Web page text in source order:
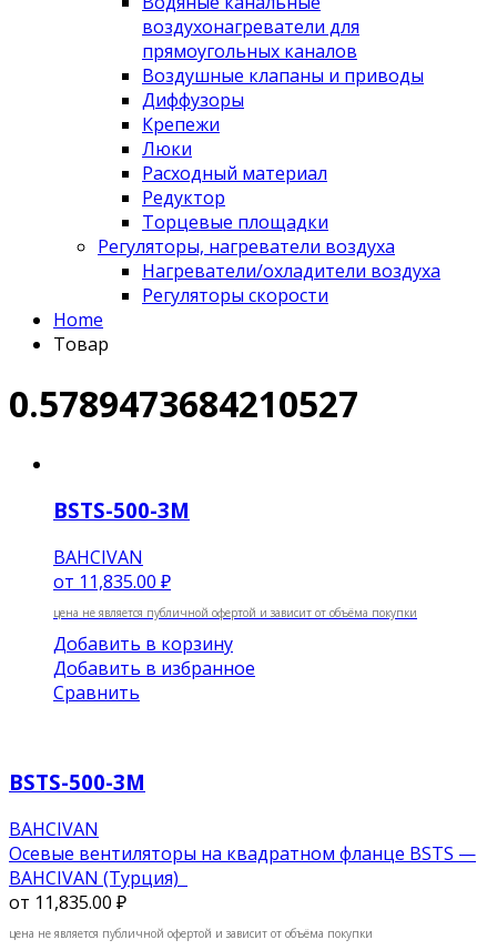
воздухонагреватели для
прямоугольных каналов
Воздушные клапаны и приводы
Диффузоры
Крепежи
Люки
Расходный материал
Редуктор
Торцевые площадки
Регуляторы, нагреватели воздуха
Нагреватели/охладители воздуха
Регуляторы скорости
Home
Товар
0.5789473684210527
BSTS-500-3M
BAHCIVAN
от 11,835.00 ₽
цена не является публичной офертой и зависит от объёма покупки
Добавить в корзину
Добавить в избранное
Сравнить
BSTS-500-3M
BAHCIVAN
Осевые вентиляторы на квадратном фланце BSTS —
BAHCIVAN (Турция)
от 11,835.00 ₽
цена не является публичной офертой и зависит от объёма покупки